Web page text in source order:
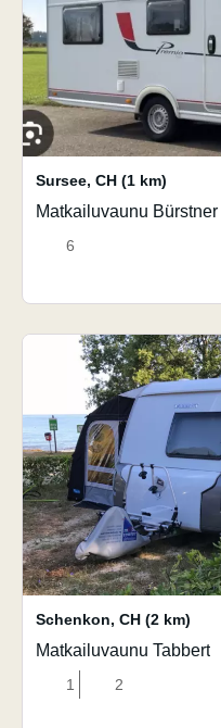
Sursee, CH (1 km)
Matkailuvaunu Bürstner
6
Schenkon, CH (2 km)
Matkailuvaunu Tabbert
1 2